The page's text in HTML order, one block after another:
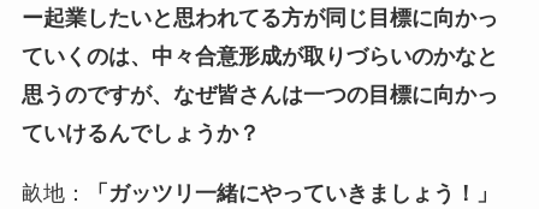
ー起業したいと思われてる方が同じ目標に向かっ
ていくのは、中々合意形成が取りづらいのかなと
思うのですが、なぜ皆さんは一つの目標に向かっ
ていけるんでしょうか？
畝地：
「ガッツリ一緒にやっていきましょう！」